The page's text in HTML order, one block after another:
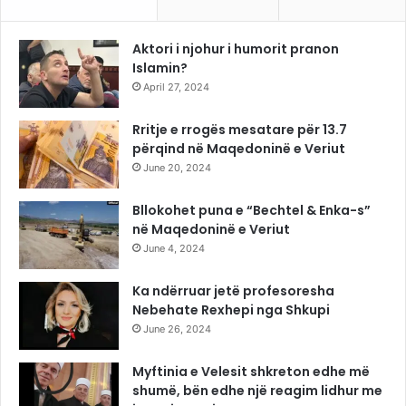
Aktori i njohur i humorit pranon
Islamin?
April 27, 2024
Rritje e rrogës mesatare për 13.7
përqind në Maqedoninë e Veriut
June 20, 2024
Bllokohet puna e “Bechtel & Enka-s”
në Maqedoninë e Veriut
June 4, 2024
Ka ndërruar jetë profesoresha
Nebehate Rexhepi nga Shkupi
June 26, 2024
Myftinia e Velesit shkreton edhe më
shumë, bën edhe një reagim lidhur me